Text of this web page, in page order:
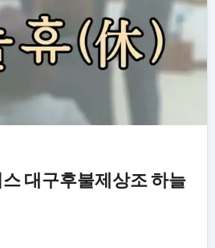
대구후불제상조 하늘